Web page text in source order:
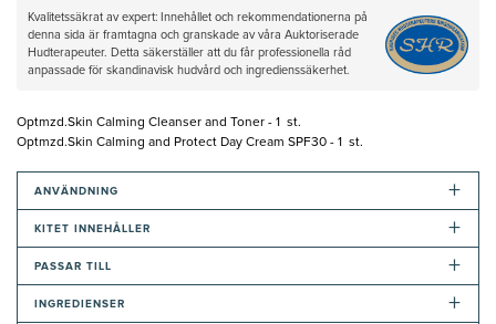
Kvalitetssäkrat av expert: Innehållet och rekommendationerna på
denna sida är framtagna och granskade av våra Auktoriserade
Hudterapeuter. Detta säkerställer att du får professionella råd
anpassade för skandinavisk hudvård och ingredienssäkerhet.
Optmzd.Skin Calming Cleanser and Toner - 1 st.
Optmzd.Skin Calming and Protect Day Cream SPF30 - 1 st.
ANVÄNDNING +
KITET INNEHÅLLER +
PASSAR TILL +
INGREDIENSER +